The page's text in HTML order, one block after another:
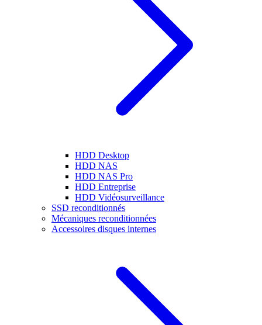
HDD Desktop
HDD NAS
HDD NAS Pro
HDD Entreprise
HDD Vidéosurveillance
SSD reconditionnés
Mécaniques reconditionnées
Accessoires disques internes